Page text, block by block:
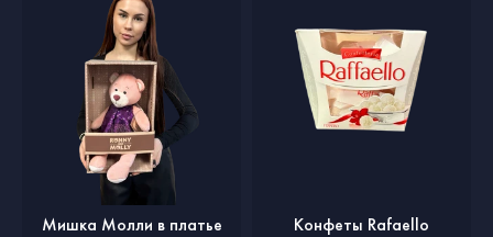
Мишка Молли в платье Конфеты Rafaello